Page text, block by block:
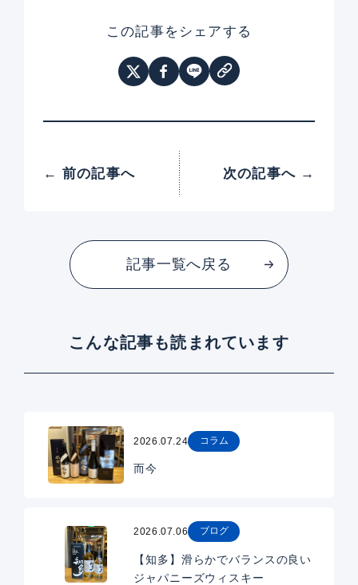
この記事をシェアする
← 前の記事へ 次の記事へ →
記事一覧へ戻る
こんな記事も読まれています
2026.07.24 コラム
而今
2026.07.06 ブログ
【知多】滑らかでバランスの良い
ジャパニーズウィスキー